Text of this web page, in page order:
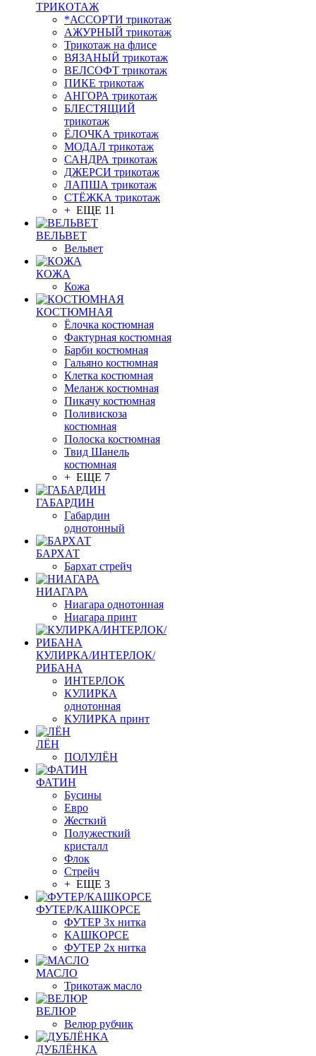
ТРИКОТАЖ
*АССОРТИ трикотаж
АЖУРНЫЙ трикотаж
Трикотаж на флисе
ВЯЗАНЫЙ трикотаж
ВЕЛСОФТ трикотаж
ПИКЕ трикотаж
АНГОРА трикотаж
БЛЕСТЯЩИЙ
трикотаж
ЁЛОЧКА трикотаж
МОДАЛ трикотаж
САНДРА трикотаж
ДЖЕРСИ трикотаж
ЛАПША трикотаж
СТЁЖКА трикотаж
+ ЕЩЕ 11
ВЕЛЬВЕТ
Вельвет
КОЖА
Кожа
КОСТЮМНАЯ
Ёлочка костюмная
Фактурная костюмная
Барби костюмная
Гальяно костюмная
Клетка костюмная
Меланж костюмная
Пикачу костюмная
Поливискоза
костюмная
Полоска костюмная
Твид Шанель
костюмная
+ ЕЩЕ 7
ГАБАРДИН
Габардин
однотонный
БАРХАТ
Бархат стрейч
НИАГАРА
Ниагара однотонная
Ниагара принт
КУЛИРКА/ИНТЕРЛОК/
РИБАНА
ИНТЕРЛОК
КУЛИРКА
однотонная
КУЛИРКА принт
ЛЁН
ПОЛУЛЁН
ФАТИН
Бусины
Евро
Жесткий
Полужесткий
кристалл
Флок
Стрейч
+ ЕЩЕ 3
ФУТЕР/КАШКОРСЕ
ФУТЕР 3х нитка
КАШКОРСЕ
ФУТЕР 2х нитка
МАСЛО
Трикотаж масло
ВЕЛЮР
Велюр рубчик
ДУБЛЁНКА